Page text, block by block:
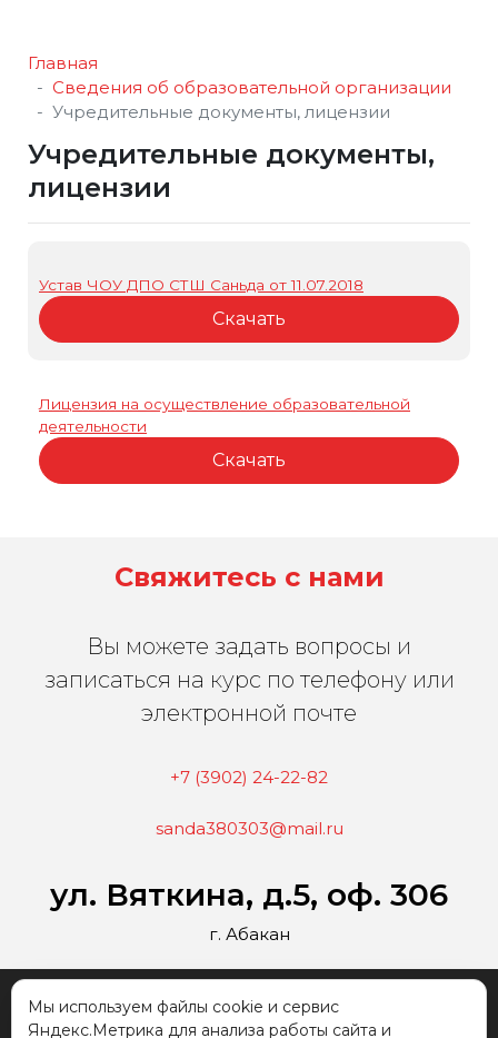
Главная
Сведения об образовательной организации
Учредительные документы, лицензии
Учредительные документы,
лицензии
Устав ЧОУ ДПО СТШ Саньда от 11.07.2018
Скачать
Лицензия на осуществление образовательной
деятельности
Скачать
Свяжитесь с нами
Вы можете задать вопросы и
записаться на курс по телефону или
электронной почте
+7 (3902) 24-22-82
sanda380303@mail.ru
ул. Вяткина, д.5, оф. 306
г. Абакан
2026 г. Все права
защищены "ЧОУ ДПО
персональных данных
Мы используем файлы cookie и сервис
Яндекс.Метрика для анализа работы сайта и